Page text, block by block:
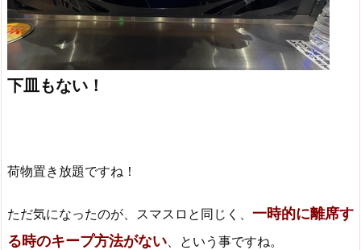
下皿もない！
荷物置き放題ですね！
ただ気になったのが、スマスロと同じく、 一時的に離席す
る時のキープ方法がない 、という事ですね。